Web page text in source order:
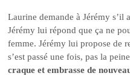
Laurine demande à Jérémy
Jérémy lui répond que ça ne
femme. Jérémy lui propose de
s’est passé une fois, pas la
craque et embrasse de